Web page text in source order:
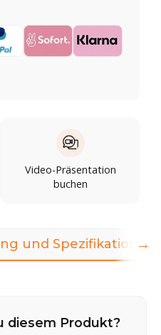
Video-Präsentation
buchen
und Spezifikationen
diesem Produkt?
→